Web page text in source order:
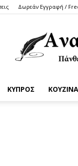
Δωρεάν Εγγραφή /
ΚΥΠΡΟΣ ΚΟΥΖΙΝΑ